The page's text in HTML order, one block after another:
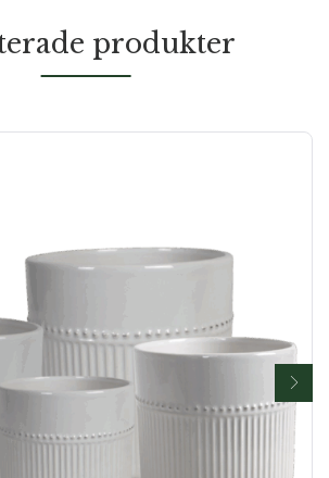
produkter